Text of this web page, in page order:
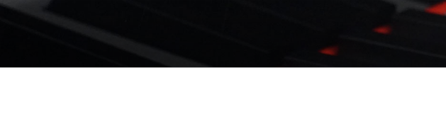
コ
脳や筋肉をトレーニングしながら奏法を学び、美しい